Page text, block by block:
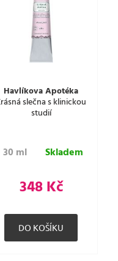
Havlíkova Apotéka
slečna s klinickou
studií
30 ml Skladem
348 Kč